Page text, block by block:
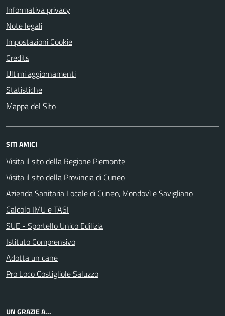
Informativa privacy
Note legali
Impostazioni Cookie
Credits
Ultimi aggiornamenti
Statistiche
Mappa del Sito
SITI AMICI
Visita il sito della Regione Piemonte
Visita il sito della Provincia di Cuneo
Azienda Sanitaria Locale di Cuneo, Mondovì e Savigliano
Calcolo IMU e TASI
SUE - Sportello Unico Edilizia
Istituto Comprensivo
Adotta un cane
Pro Loco Costigliole Saluzzo
UN GRAZIE A...